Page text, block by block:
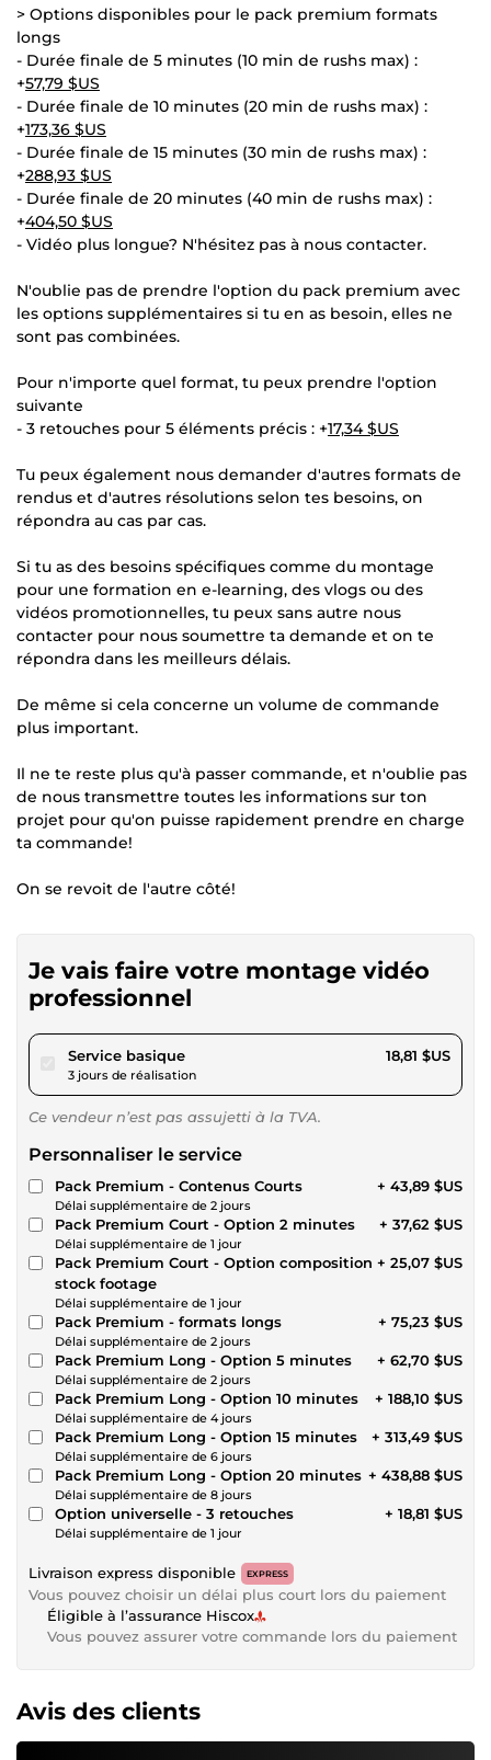
> Options disponibles pour le pack premium formats
longs
- Durée finale de 5 minutes (10 min de rushs max) :
+57,79 $US
- Durée finale de 10 minutes (20 min de rushs max) :
+173,36 $US
- Durée finale de 15 minutes (30 min de rushs max) :
+288,93 $US
- Durée finale de 20 minutes (40 min de rushs max) :
+404,50 $US
- Vidéo plus longue? N'hésitez pas à nous contacter.
N'oublie pas de prendre l'option du pack premium avec
les options supplémentaires si tu en as besoin, elles ne
sont pas combinées.
Pour n'importe quel format, tu peux prendre l'option
suivante
- 3 retouches pour 5 éléments précis : +17,34 $US
Tu peux également nous demander d'autres formats de
rendus et d'autres résolutions selon tes besoins, on
répondra au cas par cas.
Si tu as des besoins spécifiques comme du montage
pour une formation en e-learning, des vlogs ou des
vidéos promotionnelles, tu peux sans autre nous
contacter pour nous soumettre ta demande et on te
répondra dans les meilleurs délais.
De même si cela concerne un volume de commande
plus important.
Il ne te reste plus qu'à passer commande, et n'oublie pas
de nous transmettre toutes les informations sur ton
projet pour qu'on puisse rapidement prendre en charge
ta commande!
On se revoit de l'autre côté!
Je vais faire votre montage vidéo
professionnel
Service basiquepour 17,34 $US
3 jours de réalisation
18,81 $US
Ce vendeur n’est pas assujetti à la TVA.
Personnaliser le service
Pack Premium - Contenus Courts
Délai supplémentaire de 2 jours
+ 43,89 $US
Pack Premium Court - Option 2 minutes
Délai supplémentaire de 1 jour
+ 37,62 $US
Pack Premium Court - Option composition
stock footage
Délai supplémentaire de 1 jour
+ 25,07 $US
Pack Premium - formats longs
Délai supplémentaire de 2 jours
+ 75,23 $US
Pack Premium Long - Option 5 minutes
Délai supplémentaire de 2 jours
+ 62,70 $US
Pack Premium Long - Option 10 minutes
Délai supplémentaire de 4 jours
+ 188,10 $US
Pack Premium Long - Option 15 minutes
Délai supplémentaire de 6 jours
+ 313,49 $US
Pack Premium Long - Option 20 minutes
Délai supplémentaire de 8 jours
+ 438,88 $US
Option universelle - 3 retouches
Délai supplémentaire de 1 jour
+ 18,81 $US
Livraison express disponible EXPRESS
Vous pouvez choisir un délai plus court lors du paiement
Éligible à l’assurance Hiscox
Vous pouvez assurer votre commande lors du paiement
Avis des clients